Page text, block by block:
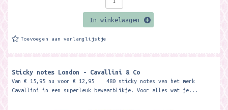
In winkelwagen
Toevoegen aan verlanglijstje
Sticky notes London - Cavallini & Co
Van € 15,95 nu voor € 12,95 480 sticky notes van het merk
Cavallini in een superleuk bewaarblikje. Voor alles wat je...